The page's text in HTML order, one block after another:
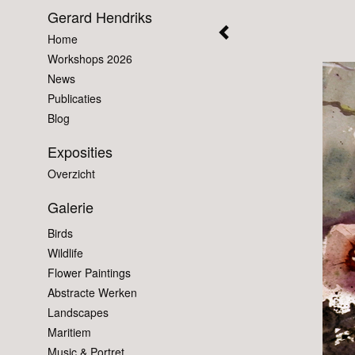
Gerard Hendriks
Home
Workshops 2026
News
Publicaties
Blog
Exposities
Overzicht
Galerie
Birds
Wildlife
Flower Paintings
Abstracte Werken
Landscapes
Maritiem